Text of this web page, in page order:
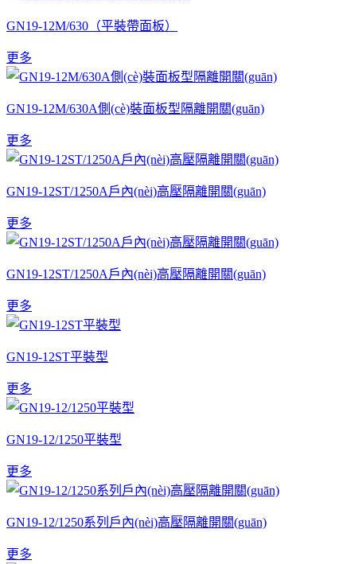
GN19-12M/630（平裝帶面板）
更多
GN19-12M/630A側(cè)裝面板型隔離開關(guān)
更多
GN19-12ST/1250A戶內(nèi)高壓隔離開關(guān)
更多
GN19-12ST/1250A戶內(nèi)高壓隔離開關(guān)
更多
GN19-12ST平裝型
更多
GN19-12/1250平裝型
更多
GN19-12/1250系列戶內(nèi)高壓隔離開關(guān)
更多